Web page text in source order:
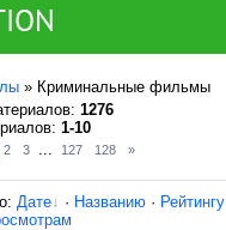
» Криминальные фильмы
: 1276
: 1-10
2 3 ... 127 128 »
: Дате · Названию · Рейтингу